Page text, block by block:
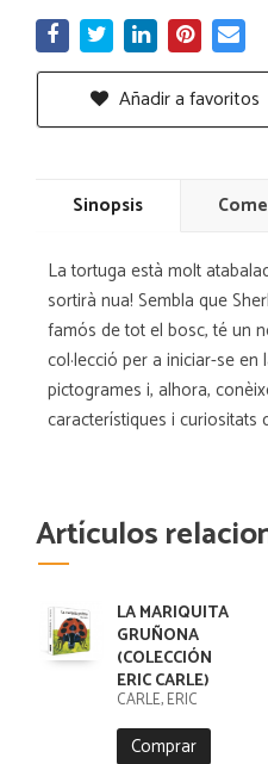
Añadir a favoritos
Sinopsis
La tortuga està molt
sortirà nua! Sembla que
famós de tot el bosc, té un
col·lecció per a iniciar-se
pictogrames i, alhora,
característiques i curiositats
Artículos
LA MARIQUITA
GRUÑONA
(COLECCIÓN
ERIC CARLE)
CARLE, ERIC
Comprar